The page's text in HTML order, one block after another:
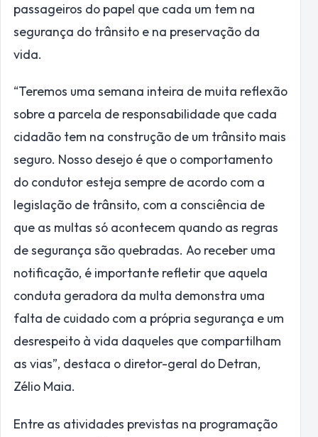
passageiros do papel que cada um tem na
segurança do trânsito e na preservação da
vida.
“Teremos uma semana inteira de muita reflexão
sobre a parcela de responsabilidade que cada
cidadão tem na construção de um trânsito mais
seguro. Nosso desejo é que o comportamento
do condutor esteja sempre de acordo com a
legislação de trânsito, com a consciência de
que as multas só acontecem quando as regras
de segurança são quebradas. Ao receber uma
notificação, é importante refletir que aquela
conduta geradora da multa demonstra uma
falta de cuidado com a própria segurança e um
desrespeito à vida daqueles que compartilham
as vias”, destaca o diretor-geral do Detran,
Zélio Maia.
Entre as atividades previstas na programação